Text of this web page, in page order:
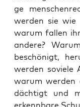
ge
wer­den sie wie
war­um fal­len
ande­re?
beschö­nigt,
wer­den sovie­le
war­um
däch­tigt und
erkenn­ba­re